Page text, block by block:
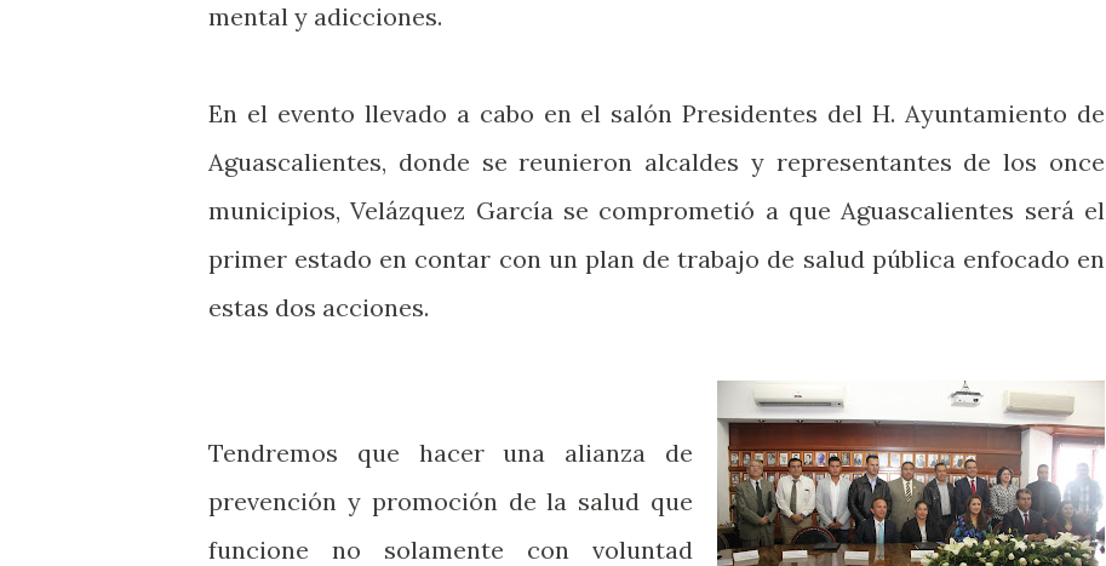
mental y adicciones.
En el evento llevado a cabo en el salón Presidentes del H. Ayuntamiento de
Aguascalientes, donde se reunieron alcaldes y representantes de los once
municipios, Velázquez García se comprometió a que Aguascalientes será el
primer estado en contar con un plan de trabajo de salud pública enfocado en
estas dos acciones.
Tendremos que hacer una alianza de
prevención y promoción de la salud que
funcione no solamente con voluntad